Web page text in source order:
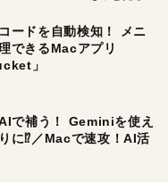
ードを自動検知！ メニ
できるMacアプリ
」
で補う！ Geminiを使え
に⁉︎／Macで速攻！AI活